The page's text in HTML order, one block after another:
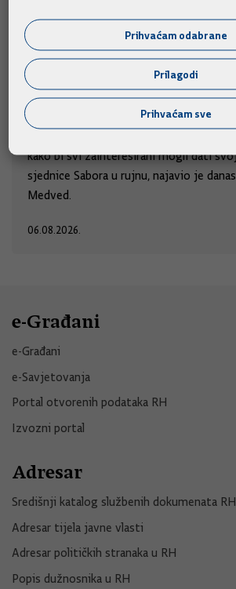
Izmjene zakona kojima se
braniteljske mirovine sutra u
savjetovanju
Sutra će tijekom dana izmjene zakona
kako bi svi zainteresirani mogli dati
sjednice Sabora u rujnu, najavio je
Medved.
06.08.2026.
e-Građani
e-Građani
e-Savjetovanja
Portal otvorenih podataka RH
Izvozni portal
Adresar
Središnji katalog službenih dokumenata RH
Adresar tijela javne vlasti
Adresar političkih stranaka u RH
Popis dužnosnika u RH
Prihvaćam odabrane
Prilagodi
Prihvaćam sve